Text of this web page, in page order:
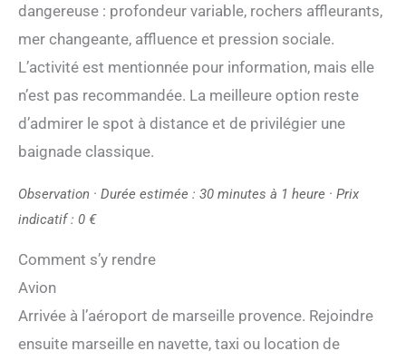
dangereuse : profondeur variable, rochers affleurants,
mer changeante, affluence et pression sociale.
L’activité est mentionnée pour information, mais elle
n’est pas recommandée. La meilleure option reste
d’admirer le spot à distance et de privilégier une
baignade classique.
Observation · Durée estimée : 30 minutes à 1 heure · Prix
indicatif : 0 €
Comment s’y rendre
Avion
Arrivée à l’aéroport de marseille provence. Rejoindre
ensuite marseille en navette, taxi ou location de